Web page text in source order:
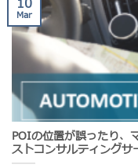
POIの位置が誤ったり、
ストコンサルティングサ
10
Mar